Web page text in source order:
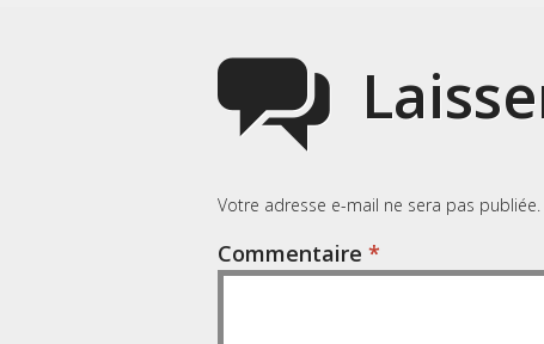
Votre adresse e-mail ne sera pas publiée.
Commentaire *